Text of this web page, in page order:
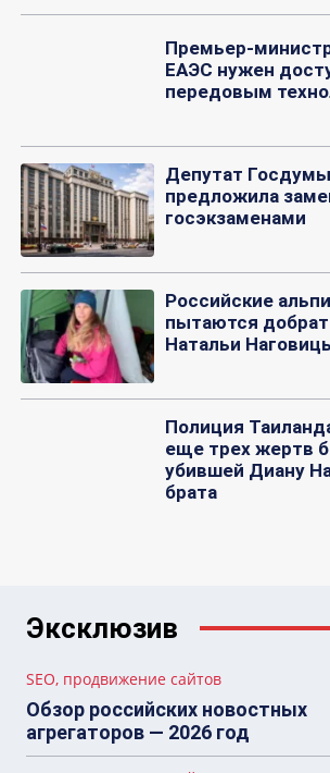
Премьер-
ЕАЭС нужен
передовым
Депутат
предложила
госэкзаменами
Российские
пытаются
Натальи
Полиция
еще трех жертв
убившей Диану
брата
Эксклюзив
SEO, продвижение сайтов
Обзор российских новостных
агрегаторов — 2026 год